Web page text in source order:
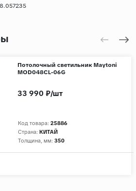
Потолочный светильник Maytoni
MOD048CL-06G
Код товара: 25886
Страна: КИТАЙ
Толщина, мм: 350
33 990 ₽/шт